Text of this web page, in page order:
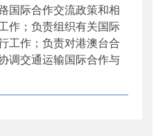
际合作交流政策和相
作；负责组织有关国际
工作；负责对港澳台合
调交通运输国际合作与